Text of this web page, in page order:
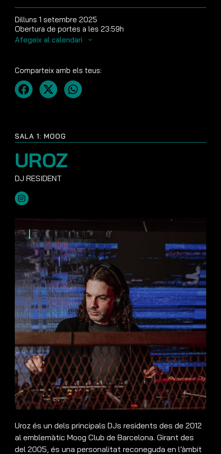
SALA 1: MOOG
UROZ
Uroz és un dels principals DJs residents des de 2012
al emblemàtic Moog Club de Barcelona. Girant des
del 2005, és una personalitat reconeguda en l’àmbit
Dilluns 1 setembre 2025
Obertura de portes a les 23:59h
Afegeix al calendari
Comparteix amb els teus: